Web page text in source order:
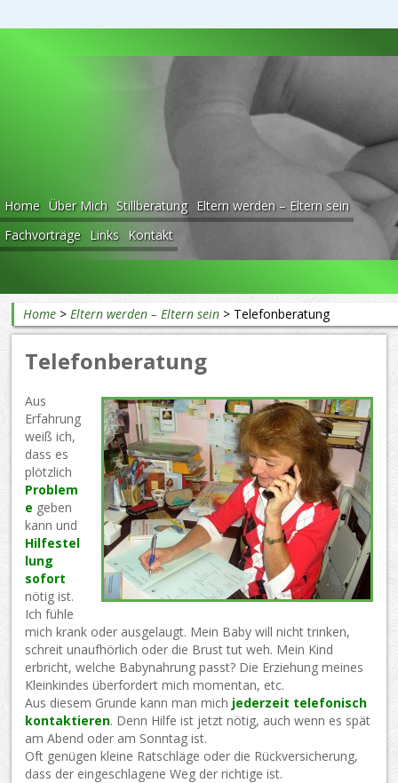
Home Über Mich Stillberatung Eltern werden – Eltern sein
Fachvorträge Links Kontakt
Beratung rund ums Baby
Home >Eltern werden – Eltern sein > Telefonberatung
Telefonberatung
Aus
Erfahrung
weiß ich,
dass es
plötzlich
Problem
e geben
kann und
Hilfestel
lung
sofort
nötig ist.
Ich fühle
mich krank oder ausgelaugt. Mein Baby will nicht trinken,
schreit unaufhörlich oder die Brust tut weh. Mein Kind
erbricht, welche Babynahrung passt? Die Erziehung meines
Kleinkindes überfordert mich momentan, etc.
Aus diesem Grunde kann man mich jederzeit telefonisch
kontaktieren. Denn Hilfe ist jetzt nötig, auch wenn es spät
am Abend oder am Sonntag ist.
Oft genügen kleine Ratschläge oder die Rückversicherung,
dass der eingeschlagene Weg der richtige ist.